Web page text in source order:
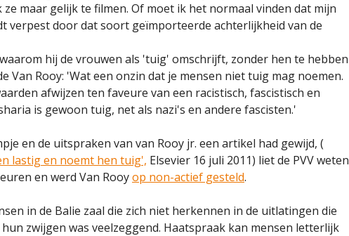
maar gelijk te filmen. Of moet ik het normaal vinden dat mijn
verpest door dat soort geïmporteerde achterlijkheid van de
hij de vrouwen als 'tuig' omschrijft, zonder hen te hebben
Van Rooy: 'Wat een onzin dat je mensen niet tuig mag noemen.
afwijzen ten faveure van een racistisch, fascistisch en
is gewoon tuig, net als nazi's en andere fascisten.'
en de uitspraken van van Rooy jr. een artikel had gewijd, (
lastig en noemt hen tuig', Elsevier 16 juli 2011) liet de PVV weten
en werd Van Rooyop non-actief gesteld.
in de Balie zaal die zich niet herkennen in de uitlatingen die
zwijgen was veelzeggend. Haatspraak kan mensen letterlijk